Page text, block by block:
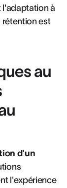
l'adaptation à
rétention est
au
d'un
l'expérience